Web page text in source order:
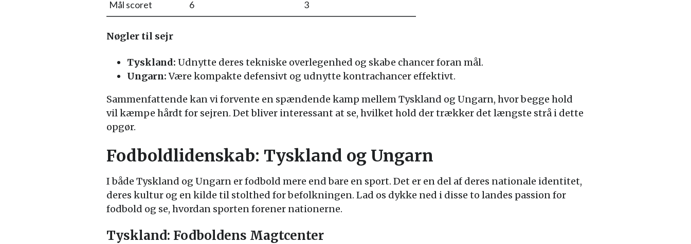
Mål scoret
6 3
Nøgler til sejr
Tyskland: Udnytte deres tekniske overlegenhed og skabe chancer foran mål.
Ungarn:Være kompakte defensivt og udnytte kontrachancer effektivt.
Sammenfattende kan vi forvente en spændende kamp mellem Tyskland og Ungarn, hvor begge hold
vil kæmpe hårdt for sejren. Det bliver interessant at se, hvilket hold der trækker det længste strå i dette
opgør.
Fodboldlidenskab: Tyskland og Ungarn
I både Tyskland og Ungarn er fodbold mere end bare en sport. Det er en del af deres nationale identitet,
deres kultur og en kilde til stolthed for befolkningen. Lad os dykke ned i disse to landes passion for
fodbold og se, hvordan sporten forener nationerne.
Tyskland: Fodboldens Magtcenter